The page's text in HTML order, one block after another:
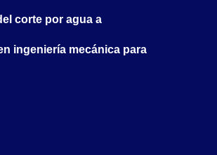
corte por agua a
ingeniería mecánica para